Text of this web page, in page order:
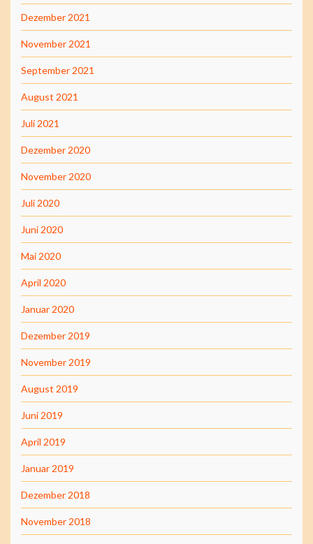
Dezember 2021
November 2021
September 2021
August 2021
Juli 2021
Dezember 2020
November 2020
Juli 2020
Juni 2020
Mai 2020
April 2020
Januar 2020
Dezember 2019
November 2019
August 2019
Juni 2019
April 2019
Januar 2019
Dezember 2018
November 2018